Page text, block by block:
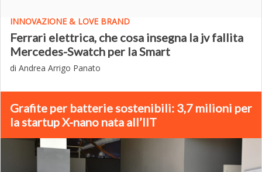
INNOVAZIONE & LOVE BRAND
Ferrari elettrica, che cosa insegna la jv fallita
Mercedes-Swatch per la Smart
di Andrea Arrigo Panato
Grafite per batterie sostenibili: 3,7 milioni per
la startup X-nano nata all’IIT